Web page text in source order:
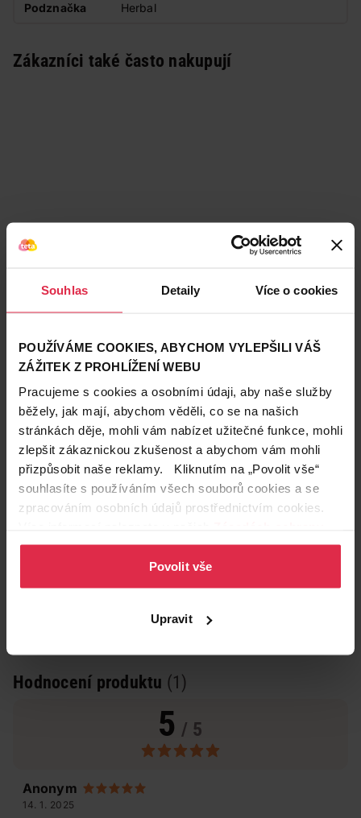
Souhlas Detaily Více o cookies
POUŽÍVÁME COOKIES, ABYCHOM VYLEPŠILI VÁŠ
ZÁŽITEK Z PROHLÍŽENÍ WEBU
Pracujeme s cookies a osobními údaji, aby naše služby
běžely, jak mají, abychom věděli, co se na našich
stránkách děje, mohli vám nabízet užitečné funkce, mohli
zlepšit zákaznickou zkušenost a abychom vám mohli
přizpůsobit naše reklamy. Kliknutím na „Povolit vše“
souhlasíte s používáním všech souborů cookies a se
zpracováním osobních údajů prostřednictvím cookies.
osobních údajů.
Povolit vše
Upravit
Podznačka Herbal
Zákazníci také často nakupují
Podobné produkty
Hodnocení produktu (1)
5 / 5
Anonym
14. 1. 2025